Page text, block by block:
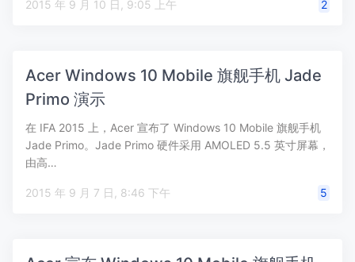
2015 年 9 月 10 日, 9:05 上午 2
Acer Windows 10 Mobile 旗舰手机 Jade
Primo 演示
在 IFA 2015 上，Acer 宣布了 Windows 10 Mobile 旗舰手机
Jade Primo。Jade Primo 硬件采用 AMOLED 5.5 英寸屏幕，
由高…
2015 年 9 月 7 日, 8:46 下午 5